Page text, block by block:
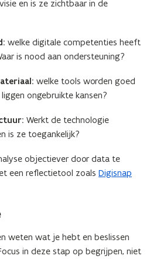
en is ze zichtbaar in de
welke digitale competenties heeft
is nood aan ondersteuning?
welke tools worden goed
ongebruikte kansen?
Werkt de technologie
is ze toegankelijk?
objectiever door data te
een reflectietool zoals Digisnap
weten wat je hebt en beslissen
in deze stap op begrijpen, niet